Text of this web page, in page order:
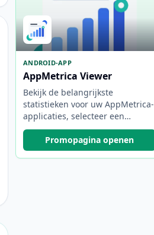
ANDROID-APP
AppMetrica Viewer
Bekijk de belangrijkste
statistieken voor uw AppMetrica-
applicaties, selecteer een
rapportageperiode en schakel
snel tussen projecten en
accounts.
Promopagina openen